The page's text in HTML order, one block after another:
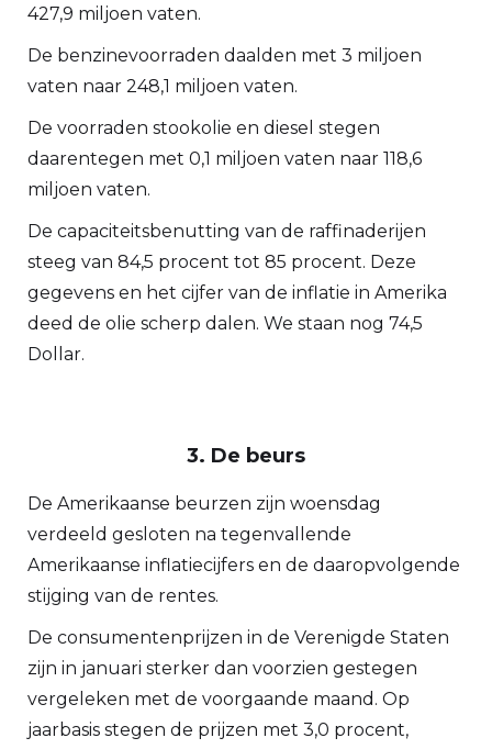
427,9 miljoen vaten.
De benzinevoorraden daalden met 3 miljoen
vaten naar 248,1 miljoen vaten.
De voorraden stookolie en diesel stegen
daarentegen met 0,1 miljoen vaten naar 118,6
miljoen vaten.
De capaciteitsbenutting van de raffinaderijen
steeg van 84,5 procent tot 85 procent. Deze
gegevens en het cijfer van de inflatie in Amerika
deed de olie scherp dalen. We staan nog 74,5
Dollar.
3. De beurs
De Amerikaanse beurzen zijn woensdag
verdeeld gesloten na tegenvallende
Amerikaanse inflatiecijfers en de daaropvolgende
stijging van de rentes.
De consumentenprijzen in de Verenigde Staten
zijn in januari sterker dan voorzien gestegen
vergeleken met de voorgaande maand. Op
jaarbasis stegen de prijzen met 3,0 procent,